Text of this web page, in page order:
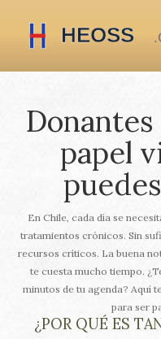
papel
En Chile, cada día se
tratamientos crónicos. Sin
recursos críticos. La buena
te cuesta mucho tiempo.
minutos de tu agenda? Aquí
para ser
¿POR QUÉ ES